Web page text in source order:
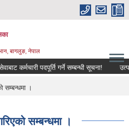
बागलुङ, नेपाल
कर्मचारी पदपूर्ति गर्ने सम्बन्धी सूचना!
सम्बन्धमा ।
सम्बन्धमा ।